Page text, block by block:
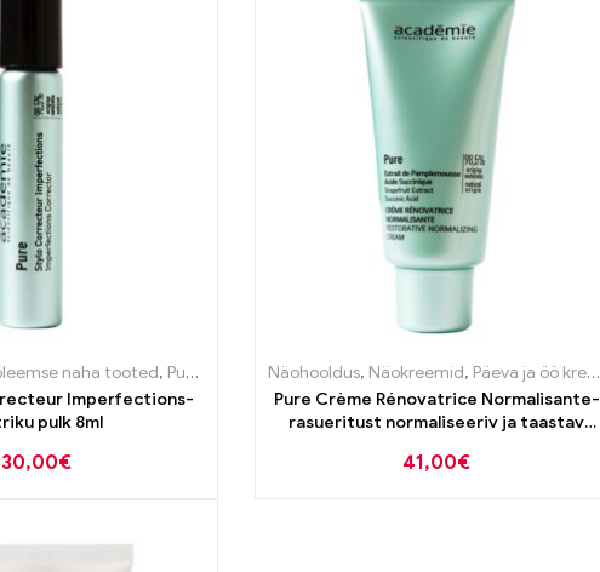
naha tooted, Puhastustooted ,Puhastustooted
Imperfections-
pulk 8ml
30,00€
Näohooldus, Näokreemid, Päeva ja öö kreemid
Pure Crème Rénovatrice Normalisante-
rasueritust normaliseeriv ja taastav
41,00€